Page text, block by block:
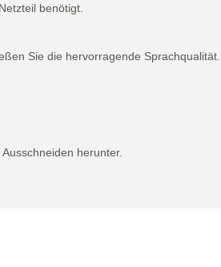
benötigt.
Sie die hervorragende Sprachqualität.
herunter.